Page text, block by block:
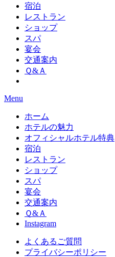
宿泊
レストラン
ショップ
スパ
宴会
交通案内
Ｑ&Ａ
Menu
ホーム
ホテルの魅力
オフィシャルホテル特典
宿泊
レストラン
ショップ
スパ
宴会
交通案内
Ｑ&Ａ
Instagram
よくあるご質問
プライバシーポリシー